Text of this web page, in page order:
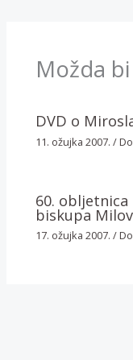
Možda
DVD o
11. ožujka 2007./
60.
biskupa
17. ožujka 2007./